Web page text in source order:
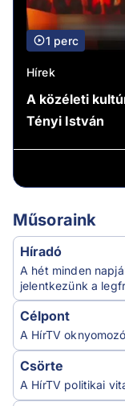
1 perc
Hírek
A közéleti
Tényi István
Műsoraink
Híradó
A hét minden
jelentkezünk a
Célpont
A HírTV
Csörte
A HírTV politikai